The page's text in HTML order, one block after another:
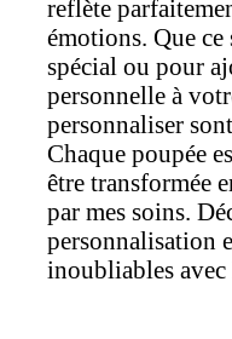
reflète
émotions. Que
spécial ou pour
personnelle à
personnaliser
Chaque poupée
être transformée
par mes soins.
personnalisation
inoubliables avec